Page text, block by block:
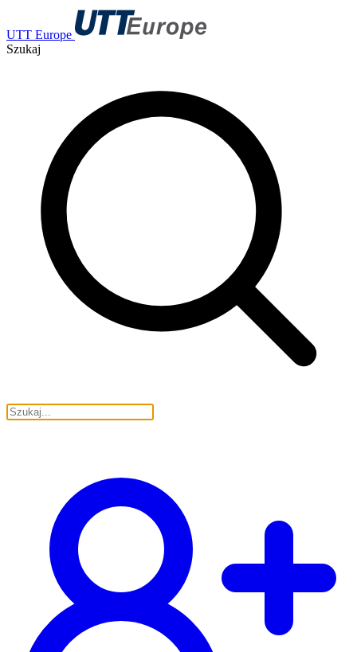
UTT Europe
Szukaj